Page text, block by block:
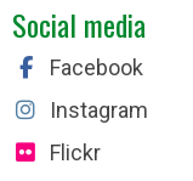
Social media
Facebook
Instagram
Flickr